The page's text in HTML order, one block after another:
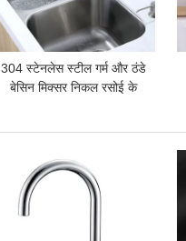
304 स्टेनलेस स्टील गर्म और ठंडे
बेसिन मिक्सर निकल रसोई के
सबसे अच्छी कीमत